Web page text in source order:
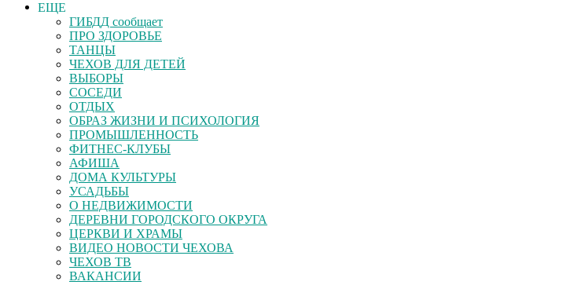
ЕЩЕ
ГИБДД сообщает
ПРО ЗДОРОВЬЕ
ТАНЦЫ
ЧЕХОВ ДЛЯ ДЕТЕЙ
ВЫБОРЫ
СОСЕДИ
ОТДЫХ
ОБРАЗ ЖИЗНИ И ПСИХОЛОГИЯ
ПРОМЫШЛЕННОСТЬ
ФИТНЕС-КЛУБЫ
АФИША
ДОМА КУЛЬТУРЫ
УСАДЬБЫ
О НЕДВИЖИМОСТИ
ДЕРЕВНИ ГОРОДСКОГО ОКРУГА
ЦЕРКВИ И ХРАМЫ
ВИДЕО НОВОСТИ ЧЕХОВА
ЧЕХОВ ТВ
ВАКАНСИИ